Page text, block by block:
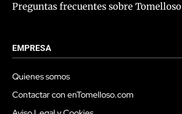
Preguntas frecuentes sobre Tomelloso
EMPRESA
Quienes somos
Contactar con enTomelloso.com